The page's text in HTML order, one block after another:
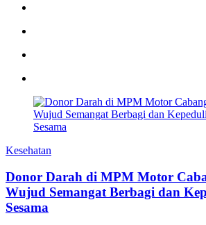
Kesehatan
Donor Darah di MPM Motor
Wujud Semangat Berbagi dan
Sesama